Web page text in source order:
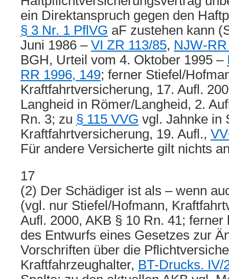
ein Direktanspruch gegen den
§ 3 Nr. 1 PflVG aF zustehen kann
Juni 1986 – VI ZR 113/85, NJW-
BGH, Urteil vom 4. Oktober 1995 –
RR 1996, 149; ferner Stiefel/
Kraftfahrtversicherung, 17. Aufl.
Langheid in Römer/Langheid, 2.
Rn. 3; zu § 115 VVG vgl. Jahnke in
Kraftfahrtversicherung, 19. Aufl.,
Für andere Versicherte gilt nichts
17
(2) Der Schädiger ist als – wenn
(vgl. nur Stiefel/Hofmann,
Aufl. 2000, AKB § 10 Rn. 41; ferner
des Entwurfs eines Gesetzes zur
Vorschriften über die
Kraftfahrzeughalter, BT-Drucks. IV/